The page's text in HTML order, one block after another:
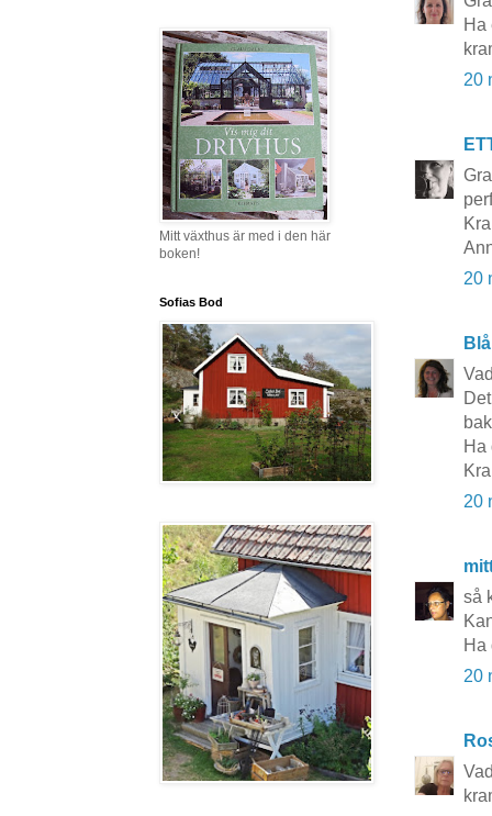
Ha
20
20
Ha
20
så
Ha
20
Mitt växthus är med i den här
boken!
Sofias Bod